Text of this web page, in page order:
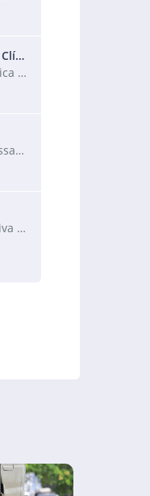
Nadielle Paeslandim Clínica de Estética
1 sessão Manta térmica + 1 sessão de Massagem redutora + 1 sessão de Drenagem
Ventosaterapia + Massagem Relaxante + Bônus: Massagem Craniana
Manutenção Preventiva de ar-condicionado de 7.500 a 24.000 btus